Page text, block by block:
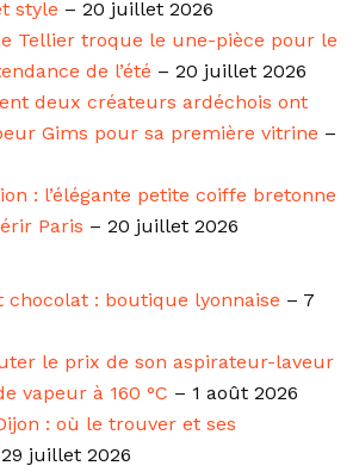
style – 20 juillet 2026
Tellier troque le une-pièce pour le
de l’été – 20 juillet 2026
deux créateurs ardéchois ont
Gims pour sa première vitrine –
: l’élégante petite coiffe bretonne
Paris – 20 juillet 2026
chocolat : boutique lyonnaise – 7
le prix de son aspirateur-laveur
vapeur à 160 °C – 1 août 2026
: où le trouver et ses
juillet 2026